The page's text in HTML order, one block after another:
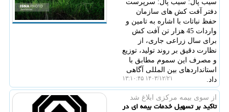
سیب پال: سیب پال: سرپرست
دفتر آفت کش های سازمان
حفظ نباتات با اشاره به تامین و
واردات 45 هزار تن آفت کش
برای سال زراعی جاری، از
نظارت دقیق بر روند تولید، توزیع
و مصرف این سموم مطابق با
استانداردهای بین المللی آگاهی
داد.
۱۴۰۳/۱۲/۲۱ ۱۳:۱۰:۴۵
از سوی بیمه مركزی ابلاغ شد
تاکید بر تسهیل خدمات بیمه ای در